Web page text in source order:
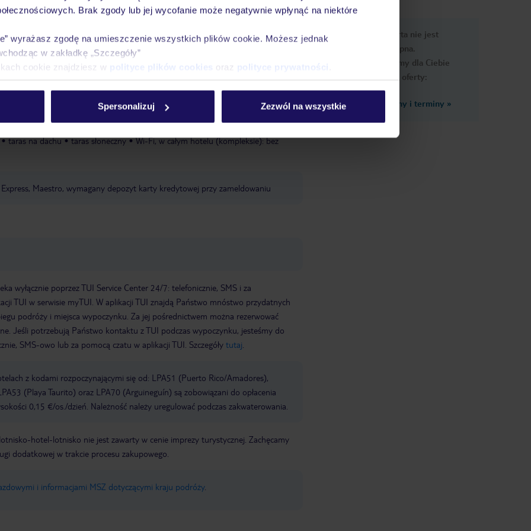
Brak zgody lub jej wycofanie może negatywnie wpłynąć na niektóre
wyrażasz zgodę na umieszczenie wszystkich plików cookie. Możesz jednak
w zakładkę „Szczegóły”
cookie znajdziesz w polityce plików cookies oraz polityce prywatności
Spersonalizuj Zezwól na wszystkie
Ważne informacje
taras na dachu taras słoneczny
Wi-Fi, w całym hotelu (kompleksie): bez
Maestro, wymagany depozyt karty kredytowej przy zameldowaniu
wyłącznie poprzez TUI Service Center 24/7: telefonicznie, SMS i za
TUI w serwisie myTUI. W aplikacji TUI znajdą Państwo mnóstwo przydatnych
podróży i miejsca wypoczynku. Za jej pośrednictwem można rezerwować
Jeśli potrzebują Państwo kontaktu z TUI podczas wypoczynku, jesteśmy do
SMS-owo lub za pomocą czatu w aplikacji TUI. Szczegóły tutaj
z kodami rozpoczynającymi się od: LPA51 (Puerto Rico/Amadores),
(Playa Taurito) oraz LPA70 (Arguineguín) są zobowiązani do opłacenia
0,15 €/os./dzień. Należność należy uregulować podczas zakwaterowania.
hotel-lotnisko nie jest zawarty w cenie imprezy turystycznej. Zachęcamy
dodatkowej w trakcie procesu zakupowego.
i informacjami MSZ dotyczącymi kraju podróży.
Ups, ta oferta nie jest
dostępna.
Przygotowaliśmy dla Ciebie
podobne oferty:
Zobacz inne ceny i terminy »